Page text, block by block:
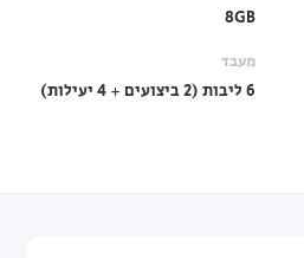
8GB
מעבד
6 ליבות (2 ביצועים + 4 יעילות)